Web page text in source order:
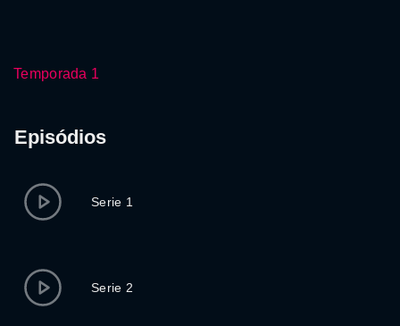
Temporada 1
Episódios
Serie 1
Serie 2